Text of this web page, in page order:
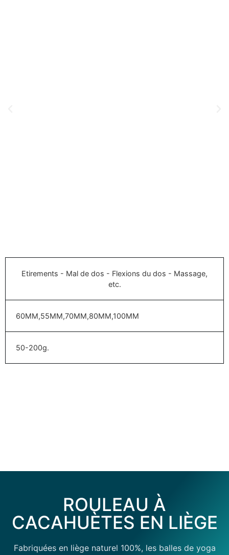
Etirements - Mal de dos - Flexions du dos - Massage,
etc.
60MM,55MM,70MM,80MM,100MM
50-200g.
ROULEAU À
CACAHUÈTES EN LIÈGE
Fabriquées en liège naturel 100%, les balles de yoga